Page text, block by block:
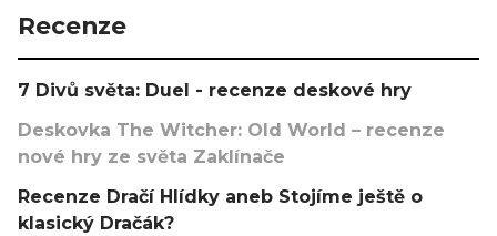
Recenze
7 Divů světa: Duel - recenze deskové hry
Deskovka The Witcher: Old World – recenze
nové hry ze světa Zaklínače
Recenze Dračí Hlídky aneb Stojíme ještě o
klasický Dračák?